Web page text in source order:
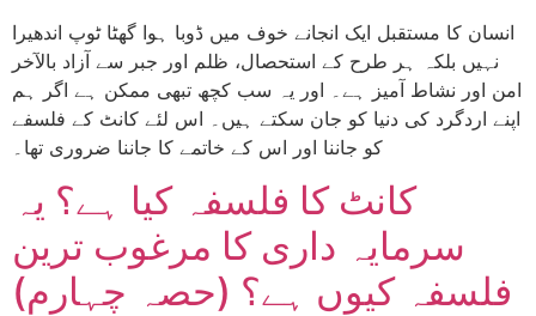
انسان کا مستقبل ایک انجانے خوف میں ڈوبا ہوا گھٹا ٹوپ اندھیرا
نہیں بلکہ ہر طرح کے استحصال، ظلم اور جبر سے آزاد بالآخر
امن اور نشاط آمیز ہے۔ اور یہ سب کچھ تبھی ممکن ہے اگر ہم
اپنے اردگرد کی دنیا کو جان سکتے ہیں۔ اس لئے کانٹ کے فلسفے
کو جاننا اور اس کے خاتمے کا جاننا ضروری تھا۔
کانٹ کا فلسفہ کیا ہے؟ یہ
سرمایہ داری کا مرغوب ترین
فلسفہ کیوں ہے؟ (حصہ چہارم)